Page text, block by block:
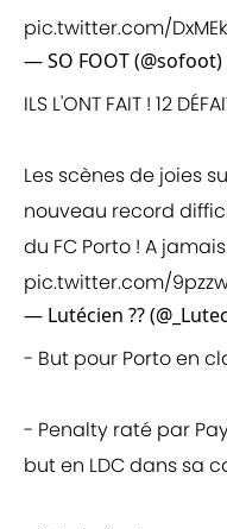
pic.twitter.com/
— SO FOOT (@sofoot)
ILS L'ONT FAIT ! 12
Les scènes de joies
nouveau record
du FC Porto ! A
pic.twitter.com/
— Lutécien ??
- But pour Porto en
- Penalty raté par
but en LDC dans sa